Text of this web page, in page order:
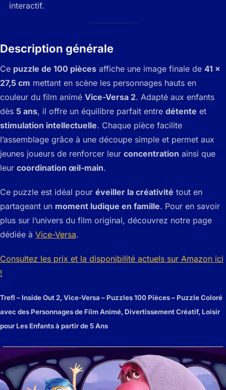
interactif.
Description générale
Ce puzzle de 100 pièces affiche une image finale de 41 x
27,5 cm mettant en scène les personnages hauts en
couleur du film animé Vice-Versa 2. Adapté aux enfants
dès 5 ans, il offre un équilibre parfait entre détente et
stimulation intellectuelle. Chaque pièce facilite
l’assemblage grâce à une découpe simple et permet aux
jeunes joueurs de renforcer leur concentration ainsi que
leur coordination œil-main.
Ce puzzle est idéal pour éveiller la créativité tout en
partageant un moment ludique en famille. Pour en savoir
plus sur l’univers du film original, découvrez notre page
dédiée à Vice-Versa.
Consultez les prix et la disponibilité actuels sur Amazon ici
!
Trefl – Inside Out 2, Vice-Versa – Puzzles 100 Pièces – Puzzle Coloré
avec des Personnages de Film Animé, Divertissement Créatif, Loisir
pour Les Enfants à partir de 5 Ans